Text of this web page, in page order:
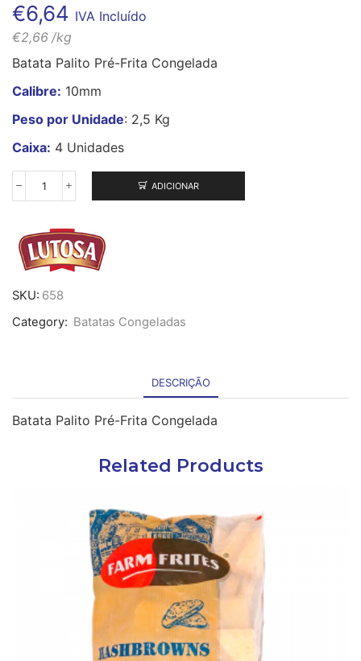
€6,64 IVA Incluído
€2,66 /kg
Batata Palito Pré-Frita Congelada
Calibre: 10mm
Peso por Unidade: 2,5 Kg
Caixa: 4 Unidades
Quantidade
Batata
Palito
10/10
Lutosa
2,5Kg
ADICIONAR
SKU: 658
Category: Batatas Congeladas
DESCRIÇÃO
Batata Palito Pré-Frita Congelada
Related Products